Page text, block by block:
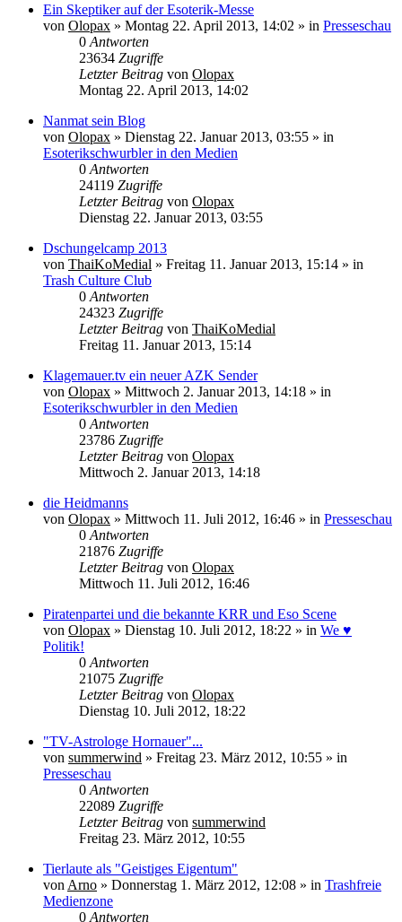
Ein Skeptiker auf der Esoterik-Messe
von Olopax » Montag 22. April 2013, 14:02 » in Presseschau
0 Antworten
23634 Zugriffe
Letzter Beitrag von Olopax
Montag 22. April 2013, 14:02
Nanmat sein Blog
von Olopax » Dienstag 22. Januar 2013, 03:55 » in
Esoterikschwurbler in den Medien
0 Antworten
24119 Zugriffe
Letzter Beitrag von Olopax
Dienstag 22. Januar 2013, 03:55
Dschungelcamp 2013
von ThaiKoMedial » Freitag 11. Januar 2013, 15:14 » in
Trash Culture Club
0 Antworten
24323 Zugriffe
Letzter Beitrag von ThaiKoMedial
Freitag 11. Januar 2013, 15:14
Klagemauer.tv ein neuer AZK Sender
von Olopax » Mittwoch 2. Januar 2013, 14:18 » in
Esoterikschwurbler in den Medien
0 Antworten
23786 Zugriffe
Letzter Beitrag von Olopax
Mittwoch 2. Januar 2013, 14:18
die Heidmanns
von Olopax » Mittwoch 11. Juli 2012, 16:46 » in Presseschau
0 Antworten
21876 Zugriffe
Letzter Beitrag von Olopax
Mittwoch 11. Juli 2012, 16:46
Piratenpartei und die bekannte KRR und Eso Scene
von Olopax » Dienstag 10. Juli 2012, 18:22 » in We ♥
Politik!
0 Antworten
21075 Zugriffe
Letzter Beitrag von Olopax
Dienstag 10. Juli 2012, 18:22
"TV-Astrologe Hornauer"...
von summerwind » Freitag 23. März 2012, 10:55 » in
Presseschau
0 Antworten
22089 Zugriffe
Letzter Beitrag von summerwind
Freitag 23. März 2012, 10:55
Tierlaute als "Geistiges Eigentum"
von Arno » Donnerstag 1. März 2012, 12:08 » in Trashfreie
Medienzone
0 Antworten